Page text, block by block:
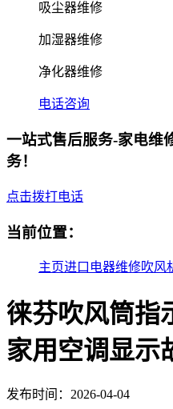
吸尘器维修
加湿器维修
净化器维修
电话咨询
一站式售后服务-家电维
务！
点击拨打电话
当前位置：
主页进口电器维修吹风
徕芬吹风筒指
家用空调显示
发布时间：2026-04-04